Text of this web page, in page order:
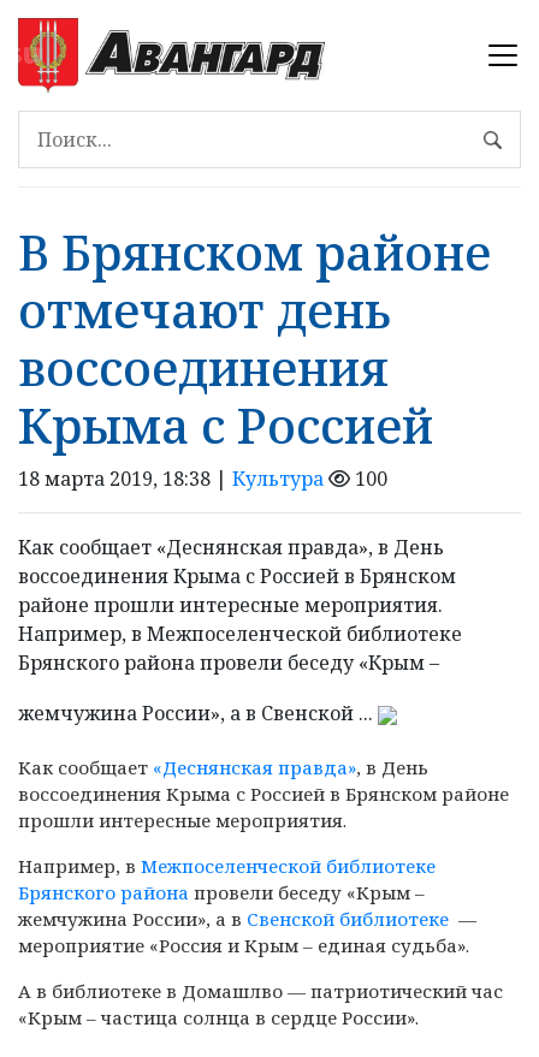
В Брянском районе
отмечают день
воссоединения
Крыма с Россией
18 марта 2019, 18:38 | Культура 100
Как сообщает «Деснянская правда», в День
воссоединения Крыма с Россией в Брянском
районе прошли интересные мероприятия.
Например, в Межпоселенческой библиотеке
Брянского района провели беседу «Крым –
жемчужина России», а в Свенской ...
Как сообщает «Деснянская правда», в День
воссоединения Крыма с Россией в Брянском районе
прошли интересные мероприятия.
Например, в Межпоселенческой библиотеке
Брянского района провели беседу «Крым –
жемчужина России», а в Свенской библиотеке —
мероприятие «Россия и Крым – единая судьба».
А в библиотеке в Домашлво — патриотический час
«Крым – частица солнца в сердце России».